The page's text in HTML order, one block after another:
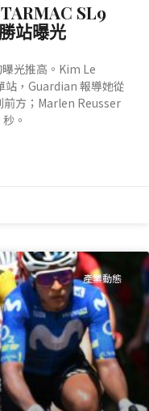
SL9
站曝光
光推高。Kim Le
，Guardian 報導她從
前方；Marlen Reusser
。
產業動態